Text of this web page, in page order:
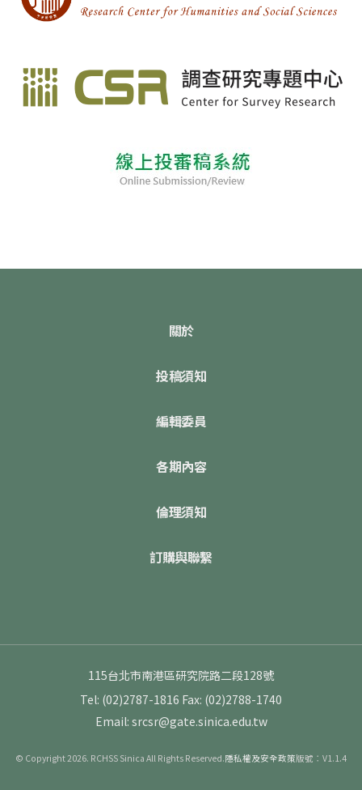
關於
投稿須知
編輯委員
各期內容
倫理須知
訂購與聯繫
115台北市南港區研究院路二段128號
Tel: (02)2787-1816 Fax: (02)2788-1740
Email: srcsr@gate.sinica.edu.tw
© Copyright 2026. RCHSS Sinica All Rights Reserved.隱私權及安全政策版號：V1.1.4